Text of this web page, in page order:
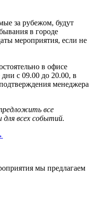
за рубежом, будут
в городе
мероприятия, если не
в офисе
с 09.00 до 20.00, в
менеджера
все
для всех событий.
мы предлагаем